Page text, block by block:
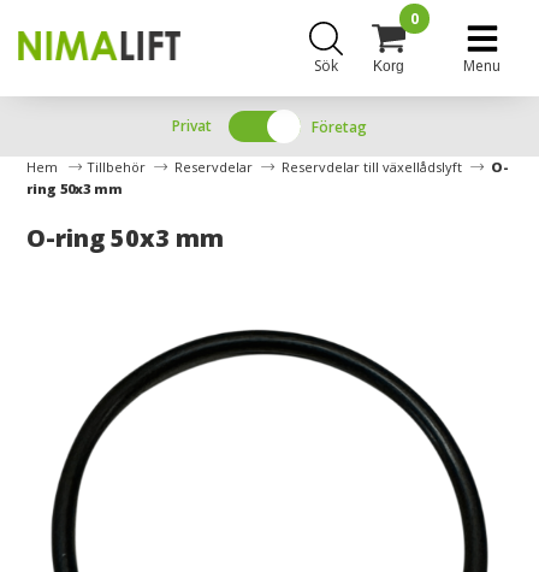
Sök Korg
0
Menu
Privat Företag
Hem Tillbehör Reservdelar Reservdelar till växellådslyft
O-
ring 50x3 mm
O-ring 50x3 mm